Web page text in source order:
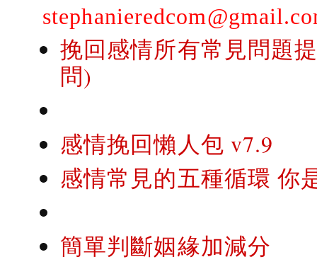
挽回感情所有常見問題
問)
感情挽回懶人包 v7.9
感情常見的五種循環 你
簡單判斷姻緣加減分